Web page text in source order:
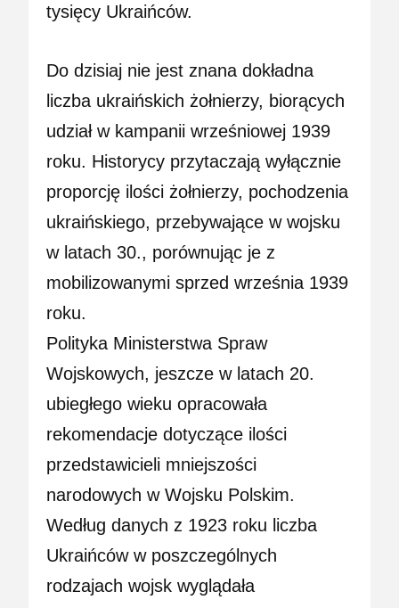
tysięcy Ukraińców.
Do dzisiaj nie jest znana dokładna
liczba ukraińskich żołnierzy, biorących
udział w kampanii wrześniowej 1939
roku. Historycy przytaczają wyłącznie
proporcję ilości żołnierzy, pochodzenia
ukraińskiego, przebywające w wojsku
w latach 30., porównując je z
mobilizowanymi sprzed września 1939
roku.
Polityka Ministerstwa Spraw
Wojskowych, jeszcze w latach 20.
ubiegłego wieku opracowała
rekomendacje dotyczące ilości
przedstawicieli mniejszości
narodowych w Wojsku Polskim.
Według danych z 1923 roku liczba
Ukraińców w poszczególnych
rodzajach wojsk wyglądała